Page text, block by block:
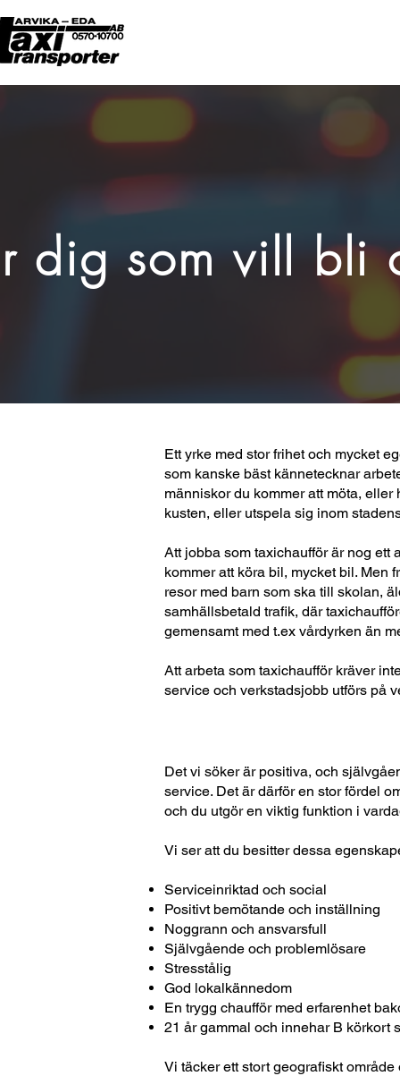
dig som vill bli
Ett yrke med stor frihet och mycket
som kanske bäst kännetecknar
människor du kommer att möta,
kusten, eller utspela sig inom
Att jobba som taxichaufför är nog ett
kommer att köra bil, mycket bil. Men
resor med barn som ska till skolan,
samhällsbetald trafik, där
gemensamt med t.ex vårdyrken än
Att arbeta som taxichaufför kräver
service och verkstadsjobb utförs på
Det vi söker är positiva, och
service. Det är därför en stor fördel
och du utgör en viktig funktion i
Vi ser att du besitter dessa
Serviceinriktad och social
Positivt bemötande och inställning
Noggrann och ansvarsfull
Självgående och problemlösare
Stresstålig
God lokalkännedom
En trygg chaufför med erfarenhet
21 år gammal och innehar B körkort
Vi täcker ett stort geografiskt